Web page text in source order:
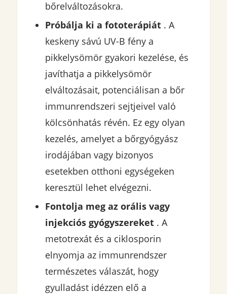
bőrelváltozásokra.
Próbálja ki a fototerápiát. A
keskeny sávú UV-B fény a
pikkelysömör gyakori kezelése, és
javíthatja a pikkelysömör
elváltozásait, potenciálisan a bőr
immunrendszeri sejtjeivel való
kölcsönhatás révén. Ez egy olyan
kezelés, amelyet a bőrgyógyász
irodájában vagy bizonyos
esetekben otthoni egységeken
keresztül lehet elvégezni.
Fontolja meg az orális vagy
injekciós gyógyszereket. A
metotrexát és a ciklosporin
elnyomja az immunrendszer
természetes válaszát, hogy
gyulladást idézzen elő a